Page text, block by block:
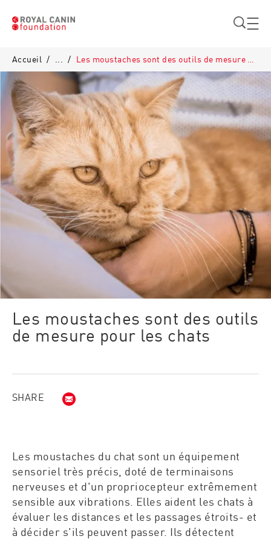
Breadcrumb
Accueil / /
Les moustaches sont des outils
de mesure pour les chats​​
SHARE Courriel (opens in new window)
Les moustaches du chat sont un équipement
sensoriel très précis, doté de terminaisons
nerveuses et d'un propriocepteur extrêmement
sensible aux vibrations. Elles aident les chats à
évaluer les distances et les passages étroits- et
à décider s'ils peuvent passer. Ils détectent